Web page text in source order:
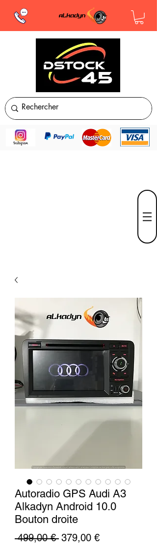
Autoradio GPS Audi A3
Alkadyn Android 10.0
Bouton droite
499,00 € Prezzo
379,00 €Prezzo